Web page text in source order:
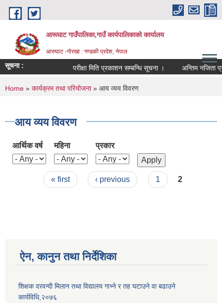
Skip to main content
आरूघाट गाउँपालिका,गाउँ कार्यपालिकाको कार्यालय
आरुघाट -गोरखा : गण्डकी प्रदेश, नेपाल
सूचना : परीक्षा मिति प्रकाशन सम्बन्धि सूचना । अन्तिम नजिता
You are here
Home » कार्यक्रम तथा परियोजना» आय व्यय विवरण
आय व्यय विवरण
आर्थिक वर्ष महिना प्रकार
Pages« first ‹ previous 1 2
ऐन, कानुन तथा निर्देशिका
शिक्षक दरवन्दी मिलान तथा विद्यालय गाभ्ने र तह घटाउने वा बढाउने
कार्यविधि,२०७६